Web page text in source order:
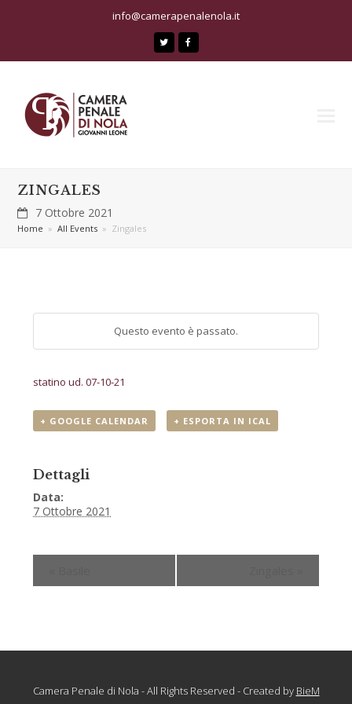
info@camerapenalenola.it
Twitter
ZINGALES
7 Ottobre 2021
Home » All Events » Zingales
Questo evento è passato.
statino ud. 07-10-21
+ GOOGLE CALENDAR + ESPORTA IN ICAL
Dettagli
Data:
7 Ottobre 2021
Camera Penale di Nola - All Rights Reserved - Created by BieM